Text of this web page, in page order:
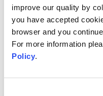
improve our quality by
you have accepted
browser and you
For more information
Policy.